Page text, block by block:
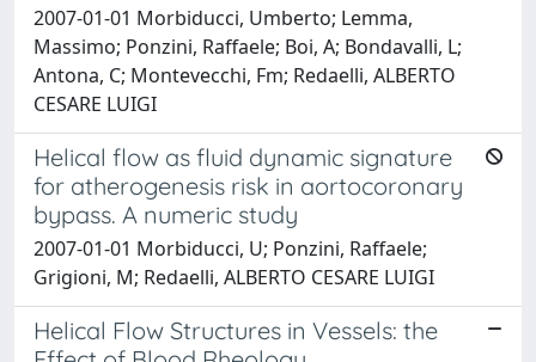
2007-01-01 Morbiducci, Umberto; Lemma,
Massimo; Ponzini, Raffaele; Boi, A; Bondavalli, L;
Antona, C; Montevecchi, Fm; Redaelli, ALBERTO
CESARE LUIGI
Helical flow as fluid dynamic signature
for atherogenesis risk in aortocoronary
bypass. A numeric study
2007-01-01 Morbiducci, U; Ponzini, Raffaele;
Grigioni, M; Redaelli, ALBERTO CESARE LUIGI
Helical Flow Structures in Vessels: the